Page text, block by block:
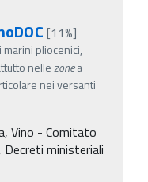
[11%]
pliocenici,
nellezonea
nei versanti
Vino - Comitato
Decreti ministeriali